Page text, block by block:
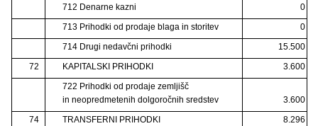
712 Denarne kazni
0
713 Prihodki od prodaje blaga in storitev
0
714 Drugi nedavčni prihodki
15.500
72
KAPITALSKI PRIHODKI
3.600
722 Prihodki od prodaje zemljišč
in neopredmetenih dolgoročnih sredstev
3.600
74
TRANSFERNI PRIHODKI
8.296